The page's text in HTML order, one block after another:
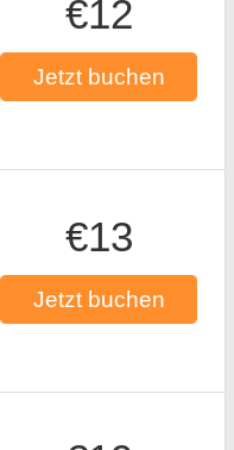
€12
Jetzt buchen
€13
Jetzt buchen